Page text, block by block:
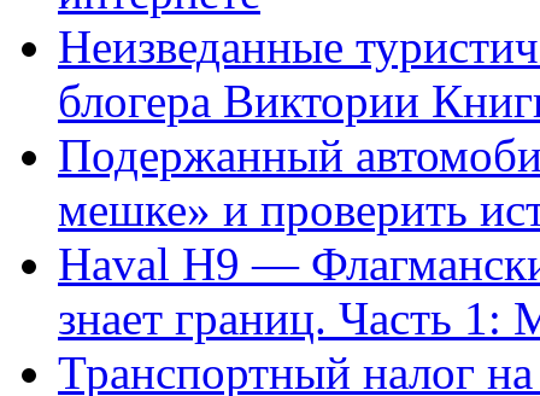
Неизведанные
блогера Виктории
Подержанный
мешке» и проверить
Haval H9 —
знает границ. Часть
Транспортный налог